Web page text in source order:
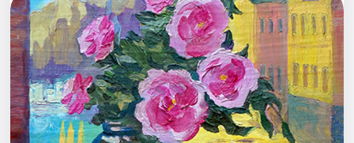
Выставки
Квесты
Экскурсии
Спорт